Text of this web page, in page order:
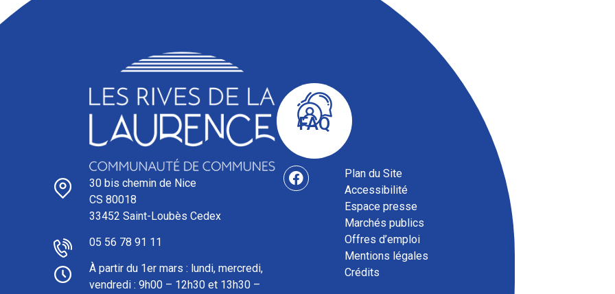
30 bis chemin de Nice
CS 80018
33452 Saint-Loubès Cedex
05 56 78 91 11
À partir du 1er mars : l undi, mercredi,
vendredi : 9h00 – 12h30 et 13h30 –
FAQ
Plan du Site
Accessibilité
Espace presse
Marchés publics
Offres d’emploi
Mentions légales
Crédits